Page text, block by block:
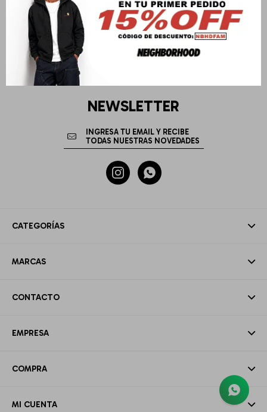
CATEGORÍAS
MARCAS
CONTACTO
EMPRESA
COMPRA
MI CUENTA
NEWSLETTER
 